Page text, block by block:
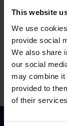
This website
We use
provide social
We also share
our social
may combine it
provided to
of their services.
Vergeet
gegevens
een veilige,